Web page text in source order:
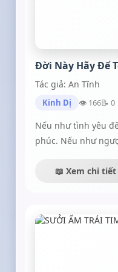
Đời Này Hãy Để
Tác giả: An Tĩnh
Kinh Dị 👁 166📝 0
Nếu như tình yêu
phúc. Nếu như
📖 Xem chi tiết